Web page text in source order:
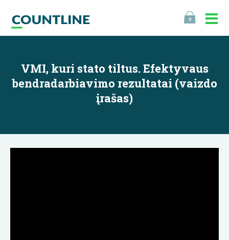
0
VMI, kuri stato tiltus. Efektyvaus
bendradarbiavimo rezultatai (vaizdo
įrašas)